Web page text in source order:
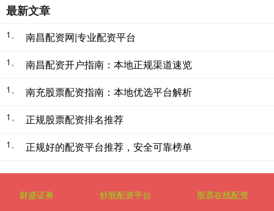
最新文章
1、 南昌配资网|专业配资平台
1、 南昌配资开户指南：本地正规渠道速览
1、 南充股票配资指南：本地优选平台解析
1、 正规股票配资排名推荐
1、 正规好的配资平台推荐，安全可靠榜单
财盛证券 炒股配资平台 股票在线配资